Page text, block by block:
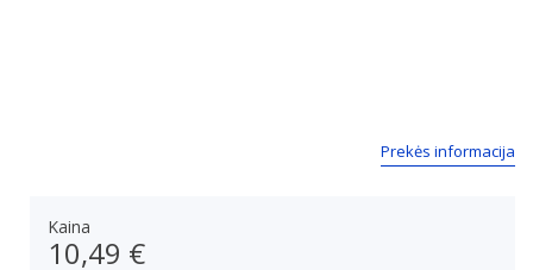
Prekės informacija
Kaina
10,49 €